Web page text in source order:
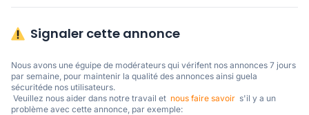
Signaler cette annonce
Nous avons une éguipe de modérateurs qui vérifent nos annonces 7 jours
par semaine, pour maintenir la qualité des annonces ainsi guela
sécuritéde nos utilisateurs.
Veuillez nous aider dans notre travail et nous faire savoir
  s'il y a un
problème avec cette annonce, par exemple: